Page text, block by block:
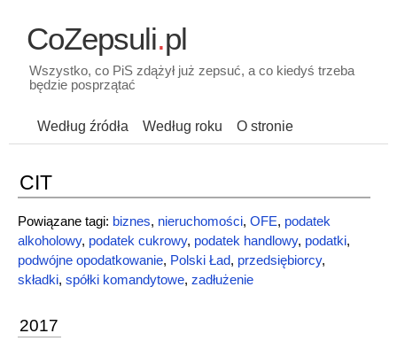
CoZepsuli.pl
Wszystko, co PiS zdążył już zepsuć, a co kiedyś trzeba
będzie posprzątać
Według źródła Według roku O stronie
CIT
Powiązane tagi: biznes, nieruchomości, OFE, podatek
alkoholowy, podatek cukrowy, podatek handlowy, podatki,
podwójne opodatkowanie, Polski Ład, przedsiębiorcy,
składki, spółki komandytowe, zadłużenie
2017